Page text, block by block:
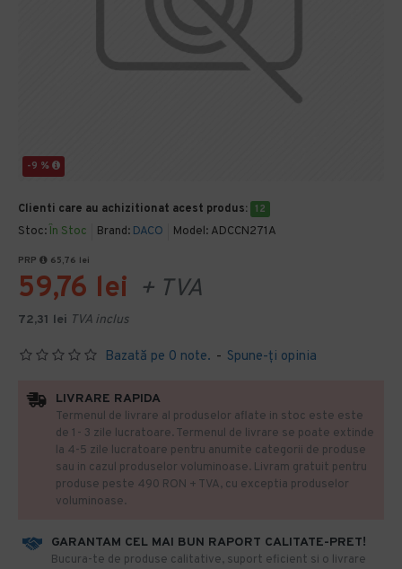
-9 %
Clienti care au achizitionat acest produs: 12
Stoc: În Stoc Brand: DACO Model: ADCCN271A
Bazată pe 0 note. - Spune-ţi opinia
PRP 65,76 lei
59,76 lei + TVA
72,31 lei TVA inclus
GARANTAM CEL MAI BUN RAPORT CALITATE-PRET!
​Bucura-te de produse calitative, suport eficient si o livrare
LIVRARE RAPIDA
Termenul de livrare al produselor aflate in stoc este este
de 1- 3 zile lucratoare. Termenul de livrare se poate extinde
la 4-5 zile lucratoare pentru anumite categorii de produse
sau in cazul produselor voluminoase. Livram gratuit pentru
produse peste 490 RON + TVA, cu exceptia produselor
voluminoase.